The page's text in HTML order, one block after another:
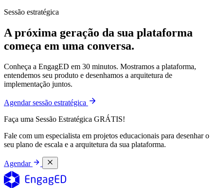
Sessão estratégica
A próxima geração da sua plataforma
começa em uma conversa.
Conheça a EngagED em 30 minutos. Mostramos a plataforma,
entendemos seu produto e desenhamos a arquitetura de
implementação juntos.
Agendar sessão estratégica
Faça uma Sessão Estratégica GRÁTIS!
Fale com um especialista em projetos educacionais para desenhar o
seu plano de escala e a arquitetura da sua plataforma.
Agendar